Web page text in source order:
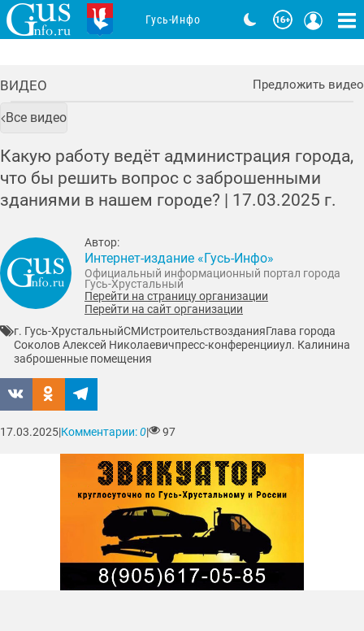
ВИДЕО Предложить видео
Все видео
Какую работу ведёт администрация города,
что бы решить вопрос с заброшенными
зданиями в нашем городе? | 17.03.2025 г.
Автор:
Интернет-издание «Гусь-Инфо»
Официальный информационный портал города
Гусь-Хрустальный
Перейти на страницу организации
Перейти на сайт организации
г. Гусь-ХрустальныйСМИстроительствозданияГлава города
Соколов Алексей Николаевичпресс-конференцииул. Калинина
заброшенные помещения
17.03.2025|Комментарии:0| 97
Гусь-Инфо